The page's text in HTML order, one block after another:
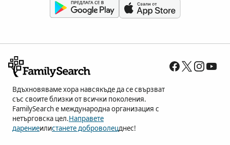
Вдъхновяваме хора навсякъде да се свързват
със своите близки от всички поколения.
FamilySearch е международна организация с
нетърговска цел.Направете
дарениеилистанете доброволецднес!